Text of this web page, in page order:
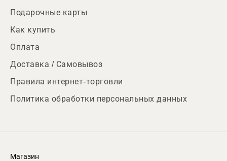
Подарочные карты
Как купить
Оплата
Доставка / Самовывоз
Правила интернет-торговли
Политика обработки персональных данных
Магазин